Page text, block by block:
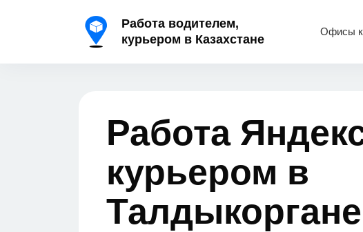
Работа водителем,
курьером в Казахстане
Офисы
Работа
курьером в
Талдыкоргане